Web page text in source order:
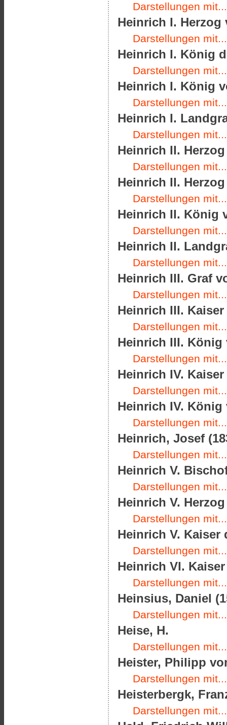
Darstellungen mit...
Heinrich I. Herzog
Darstellungen mit...
Heinrich I. König
Darstellungen mit...
Heinrich I. König
Darstellungen mit...
Heinrich I.
Darstellungen mit...
Heinrich II.
Darstellungen mit...
Heinrich II.
Darstellungen mit...
Heinrich II. König
Darstellungen mit...
Heinrich II.
Darstellungen mit...
Heinrich III. Graf
Darstellungen mit...
Heinrich III.
Darstellungen mit...
Heinrich III. König
Darstellungen mit...
Heinrich IV.
Darstellungen mit...
Heinrich IV. König
Darstellungen mit...
Heinrich, Josef
Darstellungen mit...
Heinrich V.
Darstellungen mit...
Heinrich V.
Darstellungen mit...
Heinrich V. Kaiser
Darstellungen mit...
Heinrich VI.
Darstellungen mit...
Heinsius, Daniel
Darstellungen mit...
Heise, H.
Darstellungen mit...
Heister, Philipp
Darstellungen mit...
Heisterbergk,
Darstellungen mit...